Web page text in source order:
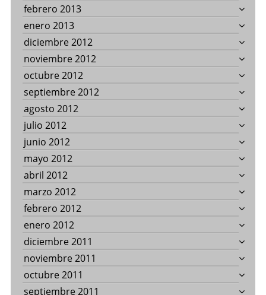
febrero 2013
enero 2013
diciembre 2012
noviembre 2012
octubre 2012
septiembre 2012
agosto 2012
julio 2012
junio 2012
mayo 2012
abril 2012
marzo 2012
febrero 2012
enero 2012
diciembre 2011
noviembre 2011
octubre 2011
septiembre 2011